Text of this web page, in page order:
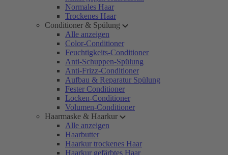
Normales Haar
Trockenes Haar
Conditioner & Spülung
Alle anzeigen
Color-Conditioner
Feuchtigkeits-Conditioner
Anti-Schuppen-Spülung
Anti-Frizz-Conditioner
Aufbau & Reparatur Spülung
Fester Conditioner
Locken-Conditioner
Volumen-Conditioner
Haarmaske & Haarkur
Alle anzeigen
Haarbutter
Haarkur trockenes Haar
Haarkur gefärbtes Haar